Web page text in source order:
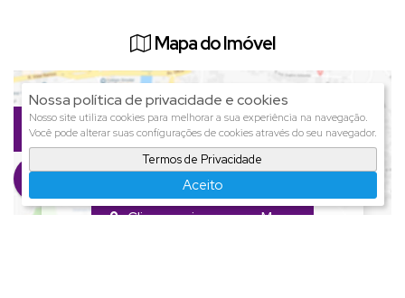
Nossa política de privacidade e cookies
Nosso site utiliza cookies para melhorar a sua experiência na navegação.
Você pode alterar suas configurações de cookies através do seu navegador.
Termos de Privacidade
Aceito
Mapa do Imóvel
CEP: 89204-420,Rua Pará,N°:351,
América,Joinville,Santa Catarina,
Brasil
Clique aqui para ver oMapa